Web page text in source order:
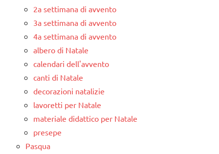
2a settimana di avvento
3a settimana di avvento
4a settimana di avvento
albero di Natale
calendari dell'avvento
canti di Natale
decorazioni natalizie
lavoretti per Natale
materiale didattico per Natale
presepe
Pasqua